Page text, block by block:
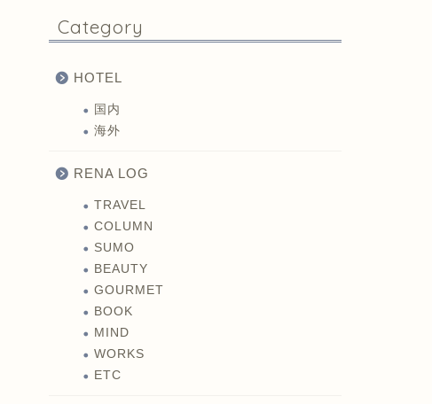
Category
HOTEL
国内
海外
RENA LOG
TRAVEL
COLUMN
SUMO
BEAUTY
GOURMET
BOOK
MIND
WORKS
ETC